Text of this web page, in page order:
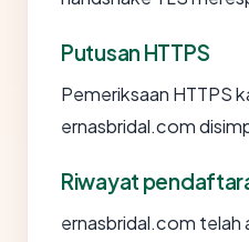
Putusan HTTPS
Pemeriksaan HTTPS
ernasbridal.com
Riwayat
ernasbridal.com telah